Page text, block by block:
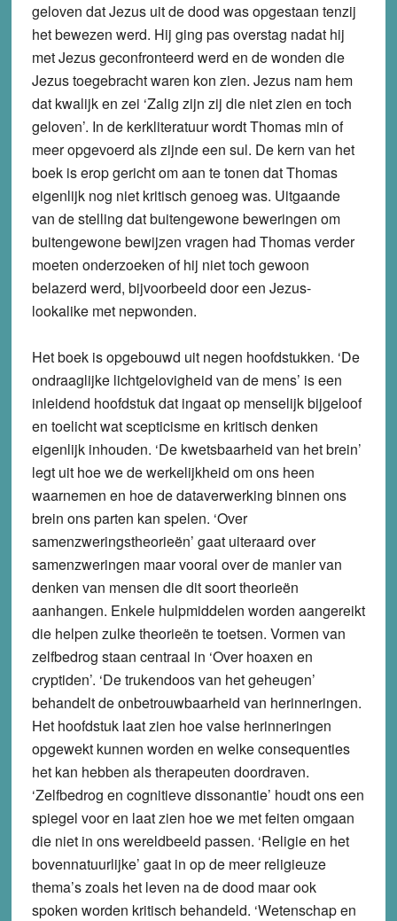
geloven dat Jezus uit de dood was opgestaan tenzij
het bewezen werd. Hij ging pas overstag nadat hij
met Jezus geconfronteerd werd en de wonden die
Jezus toegebracht waren kon zien. Jezus nam hem
dat kwalijk en zei ‘Zalig zijn zij die niet zien en toch
geloven’. In de kerkliteratuur wordt Thomas min of
meer opgevoerd als zijnde een sul. De kern van het
boek is erop gericht om aan te tonen dat Thomas
eigenlijk nog niet kritisch genoeg was. Uitgaande
van de stelling dat buitengewone beweringen om
buitengewone bewijzen vragen had Thomas verder
moeten onderzoeken of hij niet toch gewoon
belazerd werd, bijvoorbeeld door een Jezus-
lookalike met nepwonden.
Het boek is opgebouwd uit negen hoofdstukken. ‘De
ondraaglijke lichtgelovigheid van de mens’ is een
inleidend hoofdstuk dat ingaat op menselijk bijgeloof
en toelicht wat scepticisme en kritisch denken
eigenlijk inhouden. ‘De kwetsbaarheid van het brein’
legt uit hoe we de werkelijkheid om ons heen
waarnemen en hoe de dataverwerking binnen ons
brein ons parten kan spelen. ‘Over
samenzweringstheorieën’ gaat uiteraard over
samenzweringen maar vooral over de manier van
denken van mensen die dit soort theorieën
aanhangen. Enkele hulpmiddelen worden aangereikt
die helpen zulke theorieën te toetsen. Vormen van
zelfbedrog staan centraal in ‘Over hoaxen en
cryptiden’. ‘De trukendoos van het geheugen’
behandelt de onbetrouwbaarheid van herinneringen.
Het hoofdstuk laat zien hoe valse herinneringen
opgewekt kunnen worden en welke consequenties
het kan hebben als therapeuten doordraven.
‘Zelfbedrog en cognitieve dissonantie’ houdt ons een
spiegel voor en laat zien hoe we met feiten omgaan
die niet in ons wereldbeeld passen. ‘Religie en het
bovennatuurlijke’ gaat in op de meer religieuze
thema’s zoals het leven na de dood maar ook
spoken worden kritisch behandeld. ‘Wetenschap en